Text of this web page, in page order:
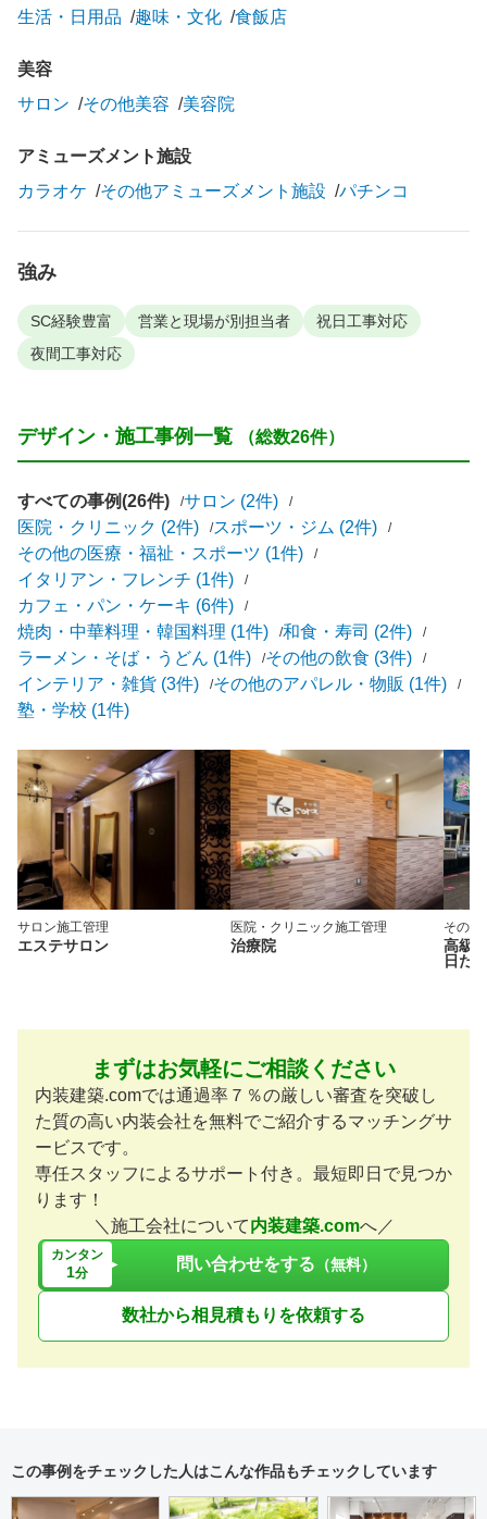
生活・日用品 趣味・文化 食飯店
美容
サロン
その他美容 美容院
アミューズメント施設
カラオケ
その他アミューズメント施設 パチンコ
強み
SC経験豊富 営業と現場が別担当者
祝日工事対応
夜間工事対応
デザイン・施工事例一覧 （総数26件）
すべての事例(26件)
サロン (2件)
医院・クリニック (2件)
スポーツ・ジム (2件)
その他の医療・福祉・スポーツ (1件)
イタリアン・フレンチ (1件)
カフェ・パン・ケーキ (6件)
焼肉・中華料理・韓国料理 (1件)
和食・寿司 (2件)
ラーメン・そば・うどん (1件)
その他の飲食 (3件)
インテリア・雑貨 (3件)
その他のアパレル・物販 (1件)
塾・学校 (1件)
サロン施工管理
エステサロン
医院・クリニック施工管理
治療院
その他
高級
日だ
まずはお気軽にご相談ください
内装建築.comでは通過率７％の厳しい審査を突破し
た質の高い内装会社を無料でご紹介するマッチングサ
ービスです。
専任スタッフによるサポート付き。最短即日で見つか
ります！
＼施工会社について内装建築.comへ／
カンタン
1分 問い合わせをする （無料）
数社から相見積もりを依頼する
この事例をチェックした人はこんな作品もチェックしています